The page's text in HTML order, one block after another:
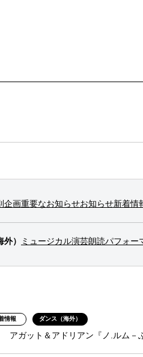
会員制度
企画重要なお知らせお知らせ新着情
） ミュージカル演芸朗読パフォー
情報 ダンス（海外）
ガット＆アドリアン『ノ.ルム－